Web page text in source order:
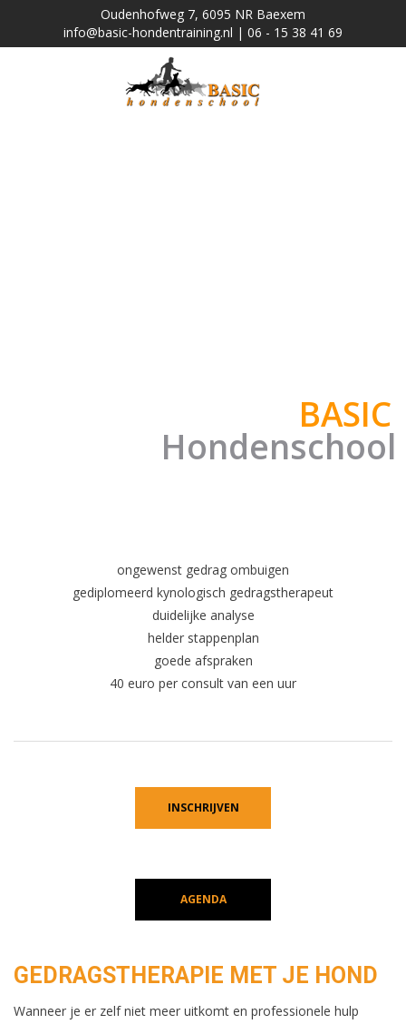
Oudenhofweg 7, 6095 NR Baexem
info@basic-hondentraining.nl | 06 - 15 38 41 69
BASIC
Hondenschool
ongewenst gedrag ombuigen
gediplomeerd kynologisch gedragstherapeut
duidelijke analyse
helder stappenplan
goede afspraken
40 euro per consult van een uur
INSCHRIJVEN
AGENDA
GEDRAGSTHERAPIE MET JE HOND
Wanneer je er zelf niet meer uitkomt en professionele hulp